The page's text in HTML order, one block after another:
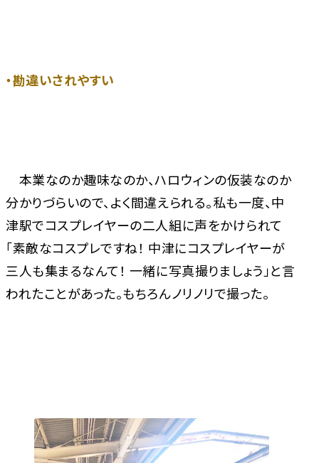
・勘違いされやすい
本業なのか趣味なのか、ハロウィンの仮装なのか
分かりづらいので、よく間違えられる。私も一度、中
津駅でコスプレイヤーの二人組に声をかけられて
「素敵なコスプレですね！ 中津にコスプレイヤーが
三人も集まるなんて！ 一緒に写真撮りましょう」と言
われたことがあった。もちろんノリノリで撮った。